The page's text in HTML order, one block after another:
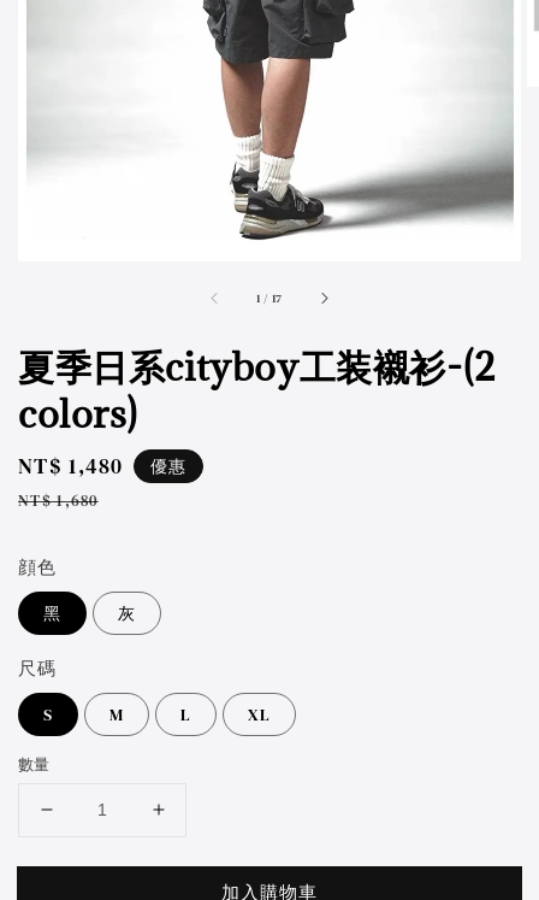
1 / accessibility.of
17
夏季日系cityboy工装襯衫-(2
colors)
Sale
price
NT$ 1,480
Regular
NT$ 1,680
優惠
顔色
黑 灰
尺碼
S M L XL
數量
加入購物車